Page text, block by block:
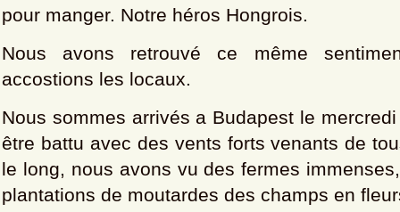
pour manger. Notre héros Hongrois.
Nous avons retrouvé ce même
accostions les locaux.
Nous sommes arrivés a Budapest le
être battu avec des vents forts venants de
le long, nous avons vu des fermes
plantations de moutardes des champs en